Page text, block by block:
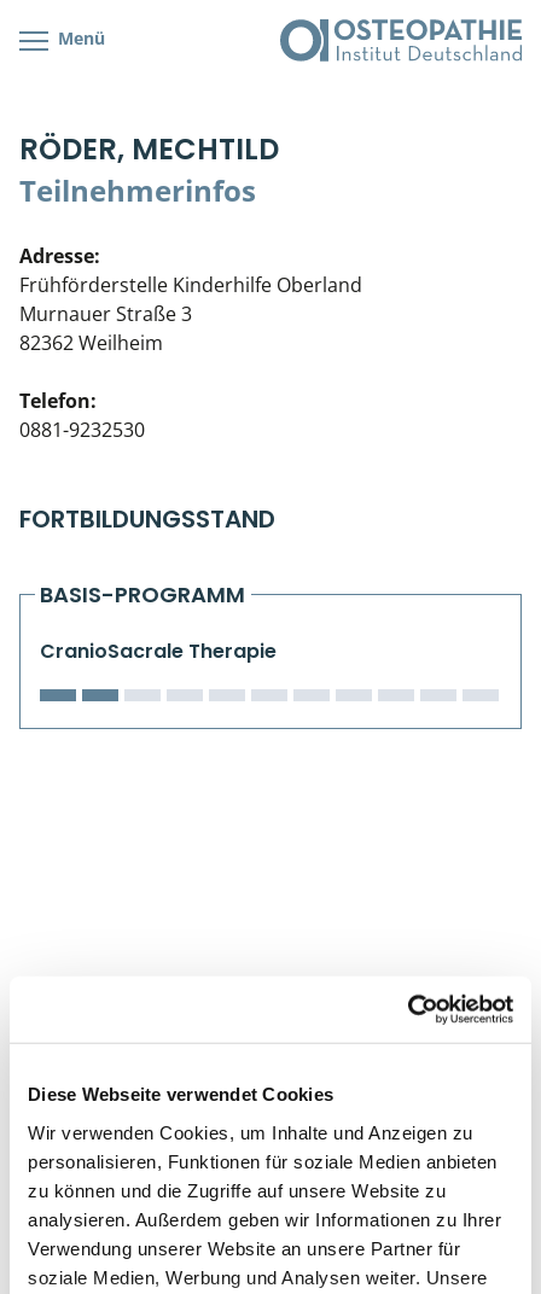
Diese Webseite verwendet Cookies
Wir verwenden Cookies, um Inhalte und Anzeigen zu
personalisieren, Funktionen für soziale Medien anbieten
zu können und die Zugriffe auf unsere Website zu
analysieren. Außerdem geben wir Informationen zu Ihrer
Verwendung unserer Website an unsere Partner für
soziale Medien, Werbung und Analysen weiter. Unsere
Menü
RÖDER, MECHTILD
Teilnehmerinfos
Adresse:
Frühförderstelle Kinderhilfe Oberland
Murnauer Straße 3
82362 Weilheim
Telefon:
0881-9232530
FORTBILDUNGSSTAND
BASIS-PROGRAMM
CranioSacrale Therapie
Cranial/Neurale Osteopathie
Parietale Osteopathie
Viszerale Osteopathie
Klinische & Praktische Kurse
Live Online-Kurse
Kursorte mit Kursangeboten
Bonus-Programm
Veranstaltungsticket DB
Wissenswertes
Teilnehmerliste
Stellenbörse
Soziales Engagement